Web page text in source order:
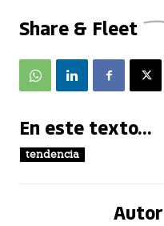
Share & Fleet
En este texto...
tendencia
Autor